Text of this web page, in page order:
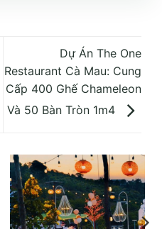
Dự Án The One
Restaurant Cà Mau: Cung
Cấp 400 Ghế Chameleon
Và 50 Bàn Tròn 1m4